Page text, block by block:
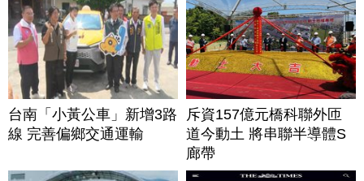
台南「小黃公車」新增3路
線 完善偏鄉交通運輸
斥資157億元橋科聯外匝
道今動土 將串聯半導體S
廊帶